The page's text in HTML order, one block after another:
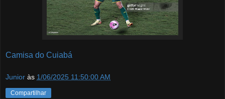
Camisa do Cuiabá
Junior às 1/06/2025 11:50:00 AM
Compartilhar